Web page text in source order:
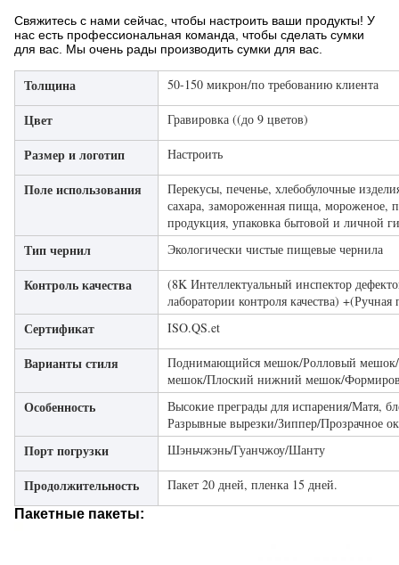
Свяжитесь с нами сейчас, чтобы настроить ваши продукты! У
нас есть профессиональная команда, чтобы сделать сумки
для вас. Мы очень рады производить сумки для вас.
Толщина 50-150 микрон/по требованию клиента
Цвет Гравировка ((до 9 цветов)
Размер и логотип Настроить
Поле использования
Перекусы, печенье, хлебобулочные
сахара, замороженная пища,
продукция, упаковка бытовой и личной
Тип чернил Экологически чистые пищевые чернила
Контроль качества
(8K Интеллектуальный инспектор
лаборатории контроля качества) +(Ручная
Сертификат ISO.QS.et
Варианты стиля
Поднимающийся мешок/Ролловый
мешок/Плоский нижний мешок/
Особенность
Высокие преграды для испарения/Матя,
Разрывные вырезки/Зиппер/Прозрачное
Порт погрузки Шэньчжэнь/Гуанчжоу/Шанту
Продолжительность Пакет 20 дней, пленка 15 дней.
Пакетные пакеты: